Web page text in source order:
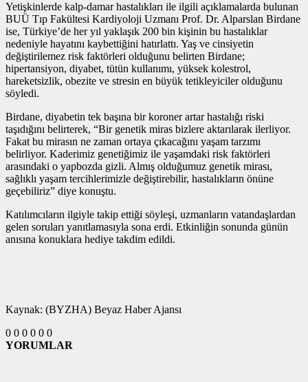
Yetişkinlerde kalp-damar hastalıkları ile ilgili açıklamalarda bulunan
BUÜ Tıp Fakültesi Kardiyoloji Uzmanı Prof. Dr. Alparslan Birdane
ise, Türkiye’de her yıl yaklaşık 200 bin kişinin bu hastalıklar
nedeniyle hayatını kaybettiğini hatırlattı. Yaş ve cinsiyetin
değiştirilemez risk faktörleri olduğunu belirten Birdane;
hipertansiyon, diyabet, tütün kullanımı, yüksek kolestrol,
hareketsizlik, obezite ve stresin en büyük tetikleyiciler olduğunu
söyledi.
Birdane, diyabetin tek başına bir koroner artar hastalığı riski
taşıdığını belirterek, “Bir genetik miras bizlere aktarılarak ilerliyor.
Fakat bu mirasın ne zaman ortaya çıkacağını yaşam tarzımı
belirliyor. Kaderimiz genetiğimiz ile yaşamdaki risk faktörleri
arasındaki o yapbozda gizli. Almış olduğumuz genetik mirası,
sağlıklı yaşam tercihlerimizle değiştirebilir, hastalıkların önüne
geçebiliriz” diye konuştu.
Katılımcıların ilgiyle takip ettiği söyleşi, uzmanların vatandaşlardan
gelen soruları yanıtlamasıyla sona erdi. Etkinliğin sonunda günün
anısına konuklara hediye takdim edildi.
Kaynak: (BYZHA) Beyaz Haber Ajansı
0 0 0 0 0 0
YORUMLAR